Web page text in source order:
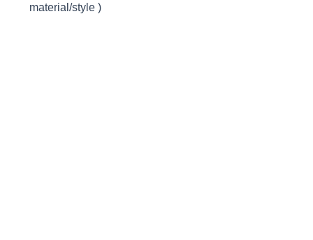
material/style )